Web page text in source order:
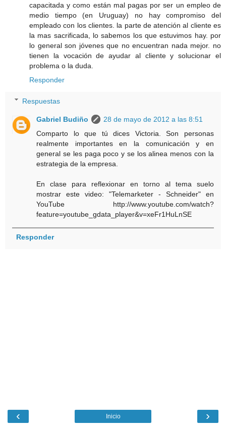
capacitada y como están mal pagas por ser un empleo de
medio tiempo (en Uruguay) no hay compromiso del
empleado con los clientes. la parte de atención al cliente es
la mas sacrificada, lo sabemos los que estuvimos hay. por
lo general son jóvenes que no encuentran nada mejor. no
tienen la vocación de ayudar al cliente y solucionar el
problema o la duda.
Responder
Respuestas
Gabriel Budiño
28 de mayo de 2012 a las 8:51
Comparto lo que tú dices Victoria. Son personas
realmente importantes en la comunicación y en
general se les paga poco y se los alinea menos con la
estrategia de la empresa.
En clase para reflexionar en torno al tema suelo
mostrar este video: "Telemarketer - Schneider" en
YouTube http://www.youtube.com/watch?
feature=youtube_gdata_player&v=xeFr1HuLnSE
Responder
‹ ›
Inicio